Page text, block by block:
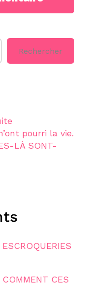
Rechercher
pourri la vie.
LÀ SONT-
ESCROQUERIES
COMMENT CES